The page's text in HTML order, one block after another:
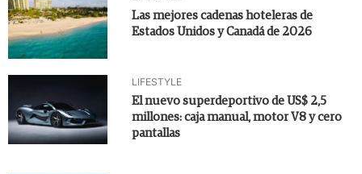
Las mejores cadenas hoteleras de
Estados Unidos y Canadá de 2026
LIFESTYLE
El nuevo superdeportivo de US$ 2,5
millones: caja manual, motor V8 y cero
pantallas